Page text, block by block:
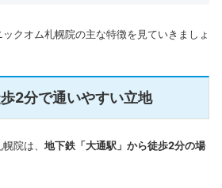
クオム札幌院の主な特徴を見ていきましょ
2分で通いやすい立地
院は、 地下鉄「大通駅」から徒歩2分の場